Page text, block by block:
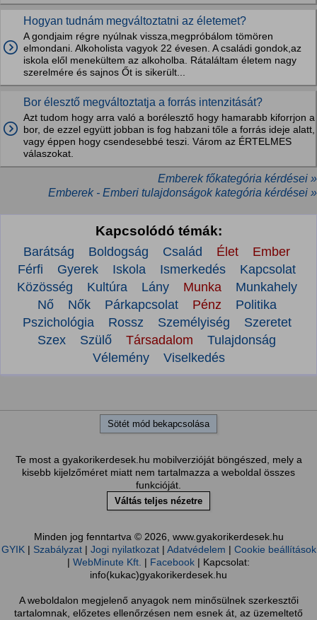
Hogyan tudnám megváltoztatni az életemet?
A gondjaim régre nyúlnak vissza,megpróbálom tömören
elmondani. Alkoholista vagyok 22 évesen. A családi gondok,az
iskola elől menekültem az alkoholba. Rátaláltam életem nagy
szerelmére és sajnos Őt is sikerült...
Bor élesztő megváltoztatja a forrás intenzitását?
Azt tudom hogy arra való a borélesztő hogy hamarabb kiforrjon a
bor, de ezzel együtt jobban is fog habzani tőle a forrás ideje alatt,
vagy éppen hogy csendesebbé teszi. Várom az ÉRTELMES
válaszokat.
Emberek főkategória kérdései »
Emberek - Emberi tulajdonságok kategória kérdései »
Kapcsolódó témák:
Barátság Boldogság Család Élet
Ember
Férfi
Gyerek Iskola Ismerkedés
Kapcsolat
Közösség
Kultúra Lány Munka
Munkahely
Nő
Nők Párkapcsolat Pénz
Politika
Pszichológia
Rossz Személyiség
Szeretet
Szex
Szülő Társadalom
Tulajdonság
Vélemény
Viselkedés
Sötét mód bekapcsolása
Te most a gyakorikerdesek.hu mobilverzióját böngészed, mely a
kisebb kijelzőméret miatt nem tartalmazza a weboldal összes
funkcióját.
Váltás teljes nézetre
Minden jog fenntartva © 2026, www.gyakorikerdesek.hu
GYIK| Szabályzat| Jogi nyilatkozat| Adatvédelem | Cookie beállítások
| WebMinute Kft. | Facebook | Kapcsolat:
info(kukac)gyakorikerdesek.hu
A weboldalon megjelenő anyagok nem minősülnek szerkesztői
tartalomnak, előzetes ellenőrzésen nem esnek át, az üzemeltető